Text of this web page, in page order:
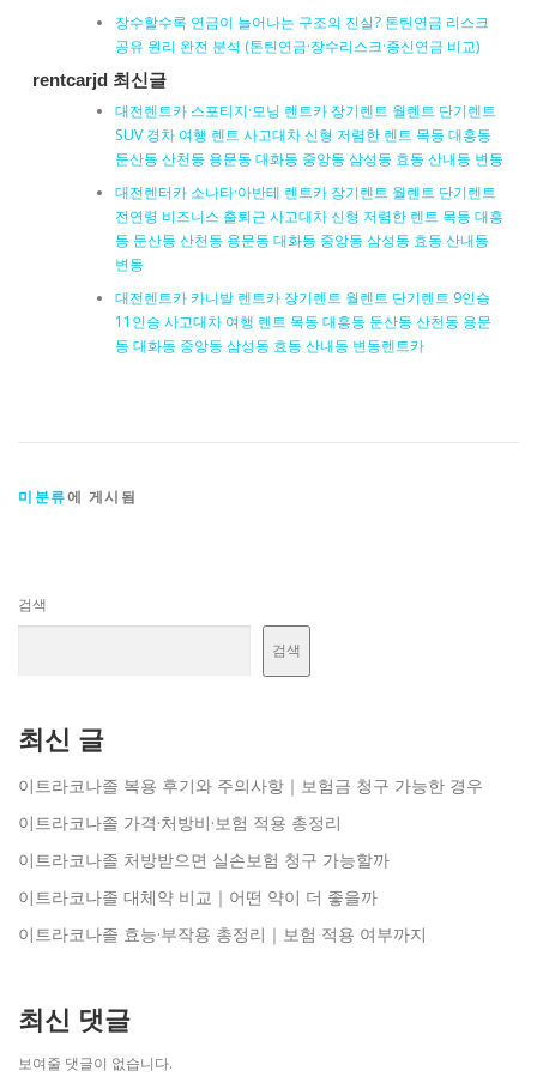
장수할수록 연금이 늘어나는 구조의 진실? 톤틴연금 리스크
공유 원리 완전 분석 (톤틴연금·장수리스크·종신연금 비교)
rentcarjd 최신글
대전렌트카 스포티지·모닝 렌트카 장기렌트 월렌트 단기렌트
SUV 경차 여행 렌트 사고대차 신형 저렴한 렌트 목동 대흥동
둔산동 산천동 용문동 대화동 중앙동 삼성동 효동 산내동 변동
대전렌터카 소나타·아반테 렌트카 장기렌트 월렌트 단기렌트
전연령 비즈니스 출퇴근 사고대차 신형 저렴한 렌트 목동 대흥
동 둔산동 산천동 용문동 대화동 중앙동 삼성동 효동 산내동
변동
대전렌트카 카니발 렌트카 장기렌트 월렌트 단기렌트 9인승
11인승 사고대차 여행 렌트 목동 대흥동 둔산동 산천동 용문
동 대화동 중앙동 삼성동 효동 산내동 변동렌트카
미분류에 게시됨
검색
검색
최신 글
이트라코나졸 복용 후기와 주의사항｜보험금 청구 가능한 경우
이트라코나졸 가격·처방비·보험 적용 총정리
이트라코나졸 처방받으면 실손보험 청구 가능할까
이트라코나졸 대체약 비교｜어떤 약이 더 좋을까
이트라코나졸 효능·부작용 총정리｜보험 적용 여부까지
최신 댓글
보여줄 댓글이 없습니다.